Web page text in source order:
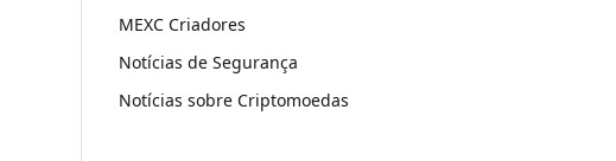
MEXC Criadores
Notícias de Segurança
Notícias sobre Criptomoedas